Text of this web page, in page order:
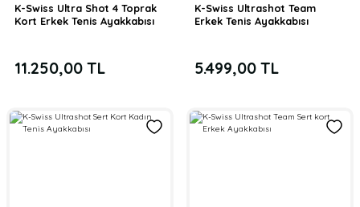
K-Swiss Ultra Shot 4 Toprak
Kort Erkek Tenis Ayakkabısı
11.250,00 TL
K-Swiss Ultrashot Team
Erkek Tenis Ayakkabısı
5.499,00 TL